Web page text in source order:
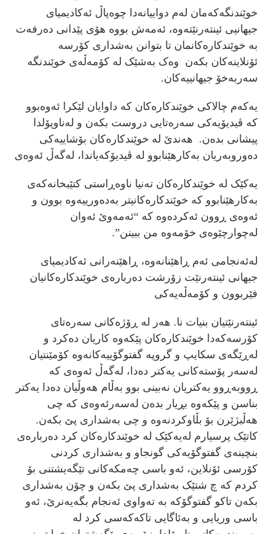
خوێندنگەکەمان لەم دواییانەدا چوەپاڵ ئەکادیمیای
جیهانیی ئینتەرنێتەوە، ئەمەش بووە هۆی پێدانی دەرفەت
بە خوێندکارەکانمان تا بتوانن بەشداری کۆرسە
ئۆنلاینەکان بکەن وەک بەشێک لە کۆمەڵەی خوێندنگە
سەربەخۆ جیهانییەکان.
یەکەم چالاکی خوێندکارەکان کە داوایان لێکرا ئەوەبوو
کە ڤیدیۆیەکی سەرەتایی دروست بکەن و لەناوپۆلدا
پیشانی بدەن. هەندێ لە خوێندکارەکان بۆشاییەکی
دەوروبەریان بەکارهێنابوو لە ڤیدیۆکەیاندا، لەگەڵ ئەوەی
یەکێک لە خوێندکارەکان تەنیا ناوەڕاستی کتێبخانەکەی
بەکارهێنابوو کە خوێندکارەکانیتر بەدەورییەوە بوون و
ئەوەی ڕوون ئەکردەوە کە “ئەمەوێ ئەوان
لەچوارچێوەی خۆمەوە من ببینن”.
لەئەنجامی ئەم ڕاهێنانەوە، ڕاهێنەرانی ئەکادیمیای
جیهانی ئینتەرنێت زۆرشت دەربارەی خوێندکارەکانیان
فێربوون و کۆمەڵەیەکی
ئینتەرنێتیان بنیات نا. هەر لە ڕۆژەکانی سەرەتای
کۆرسەکەدا خوێندکارەکان پێکەوە کاریان دەکرد و
لەڕێگەی سکایپ و گروپە گفتوگۆییەکانەوە کۆمێنتیان
لەسەر پۆستەکانی یەکتر دەدا، لەگەڵ ئەوەی کە
ڕووبەڕوو یەکتریان نەبینی بوو بەڵام هەوڵیان دەدا یەکتر
بناسن و پێکەوە بڕیار بدەن لەسەرئەوەی کە چی
هەڵبژێرن بۆ بڵاوکردنەوە و چی بەشداری پێ بکەن.
کاتێک پرسیارم لەیەکێک لە خوێندکارەکان کرد دەربارەی
بنچینەی گفتوگۆیەکی گونجاو و بەشداری کردنی
کۆرسی ئۆنلاین، ئەو باسی چەمکەکانی تێگەیشتنی بۆ
کردم کە چ شتێک بەشداری پێ بکەن و چۆن بەشداری
بکەن تاکو گفتوگۆکە بە تەواوی ئەنجام بگەیەنرێ، ئەو
باسی وریایی و بەئاگایی تاکەکەسی کرد لە